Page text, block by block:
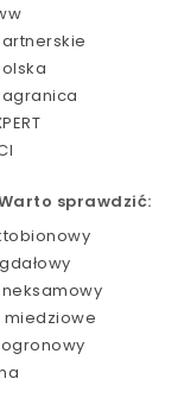
sprawdzić: